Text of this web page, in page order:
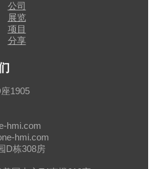
公司
展览
项目
分享
1905
hmi.com
hmi.com
D栋308房